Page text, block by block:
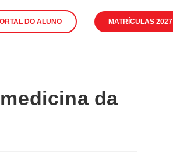
DO ALUNO MATRÍCULAS 2027
da